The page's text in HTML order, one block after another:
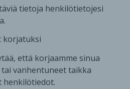
tietoja henkilötietojesi
korjatuksi
että korjaamme sinua
vanhentuneet taikka
henkilötiedot.